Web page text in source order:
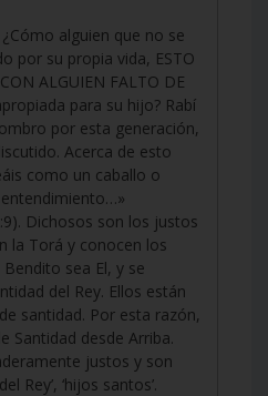
alguien que no se
por su propia vida, ESTO
ALGUIEN FALTO DE
para su hijo? Rabí
por esta generación,
Acerca de esto
como un caballo o
Dichosos son los justos
la Torá y conocen los
sea El, y se
del Rey. Ellos están
santidad. Por esta razón,
Santidad desde Arriba.
justos y son
Rey’, ‘hijos santos’.